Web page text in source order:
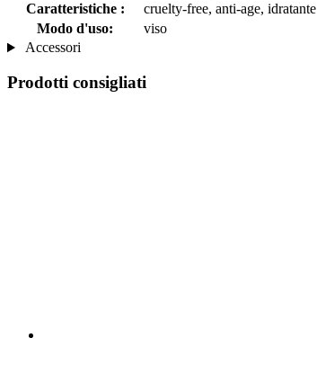
Caratteristiche :
cruelty-free, anti-age, idratante
Modo d'uso:
viso
Accessori
Prodotti consigliati